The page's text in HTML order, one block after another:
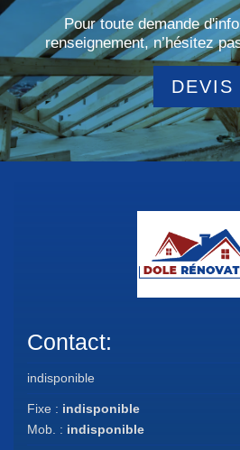
Pour toute demande
renseignement, n’hésitez
DEVIS
Contact:
indisponible
Fixe : indisponible
Mob. : indisponible